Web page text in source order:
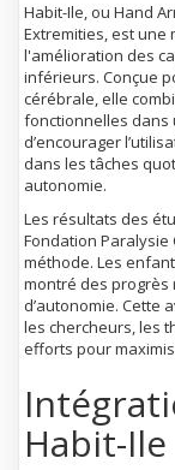
Habit-Ile, ou Hand
Extremities, est
l'amélioration des
inférieurs. Conçue
cérébrale, elle
fonctionnelles dans
d’encourager
dans les tâches
autonomie.
Les résultats des
Fondation
méthode. Les
montré des
d’autonomie. Cette
les chercheurs, les
efforts pour
Habit-Ile